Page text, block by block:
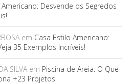
Desvende os Segredos
em Casa Estilo Americano:
35 Exemplos Incríveis!
SILVAem Piscina de Areia: O Que
+23 Projetos